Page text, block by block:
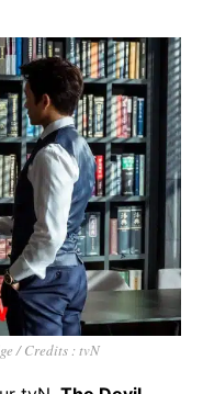
/ Credits : tvN